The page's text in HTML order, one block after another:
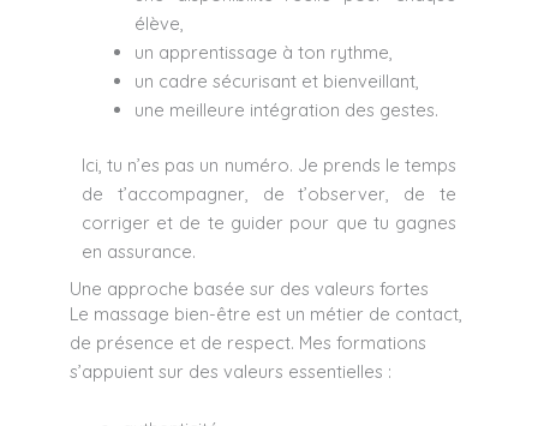
élève,
un apprentissage à ton rythme,
un cadre sécurisant et bienveillant,
une meilleure intégration des gestes.
Ici, tu n’es pas un numéro. Je prends le temps
de t’accompagner, de t’observer, de te
corriger et de te guider pour que tu gagnes
en assurance.
Une approche basée sur des valeurs fortes
Le massage bien-être est un métier de contact,
de présence et de respect. Mes formations
s’appuient sur des valeurs essentielles :